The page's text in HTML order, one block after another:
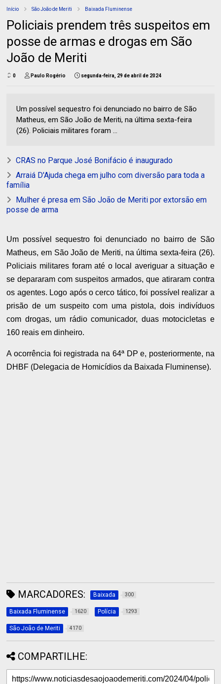
Início São João de Meriti Baixada Fluminense
Policiais prendem três suspeitos em
posse de armas e drogas em São
João de Meriti
0 Paulo Rogério segunda-feira, 29 de abril de 2024
Um possível sequestro foi denunciado no bairro de São
Matheus, em São João de Meriti, na última sexta-feira
(26). Policiais militares foram ...
CRAS no Parque José Bonifácio é inaugurado
Arraiá D'Ajuda chega em julho com diversão para toda a
família
Mulher é presa em São João de Meriti por extorsão em
posse de arma
Um possível sequestro foi denunciado no bairro de São
Matheus, em São João de Meriti, na última sexta-feira (26).
Policiais militares foram até o local averiguar a situação e
se depararam com suspeitos armados, que atiraram contra
os agentes. Logo após o cerco tático, foi possível realizar a
prisão de um suspeito com uma pistola, dois indivíduos
com drogas, um rádio comunicador, duas motocicletas e
160 reais em dinheiro.
A ocorrência foi registrada na 64ª DP e, posteriormente, na
DHBF (Delegacia de Homicídios da Baixada Fluminense).
MARCADORES: Baixada 300
Baixada Fluminense 1620 Polícia 1293
São João de Meriti 4170
COMPARTILHE: